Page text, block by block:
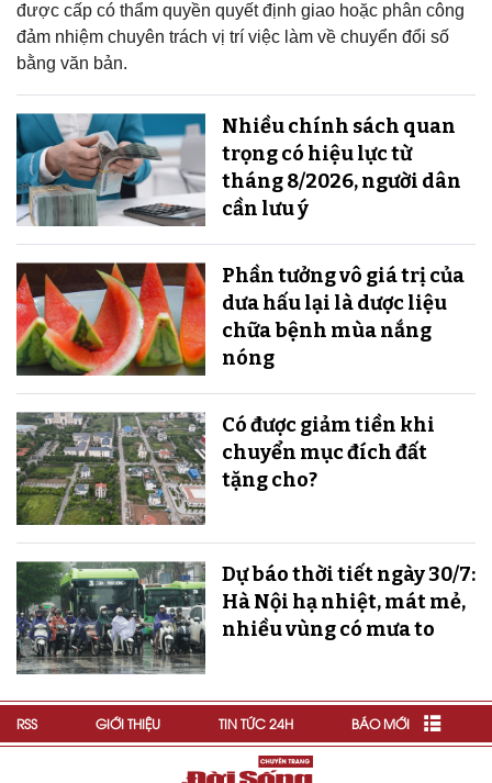
được cấp có thẩm quyền quyết định giao hoặc phân công
đảm nhiệm chuyên trách vị trí việc làm về chuyển đổi số
bằng văn bản.
Nhiều chính sách quan
trọng có hiệu lực từ
tháng 8/2026, người dân
cần lưu ý
Phần tưởng vô giá trị của
dưa hấu lại là dược liệu
chữa bệnh mùa nắng
nóng
Có được giảm tiền khi
chuyển mục đích đất
tặng cho?
Dự báo thời tiết ngày 30/7:
Hà Nội hạ nhiệt, mát mẻ,
nhiều vùng có mưa to
RSS GIỚI THIỆU TIN TỨC 24H BÁO MỚI